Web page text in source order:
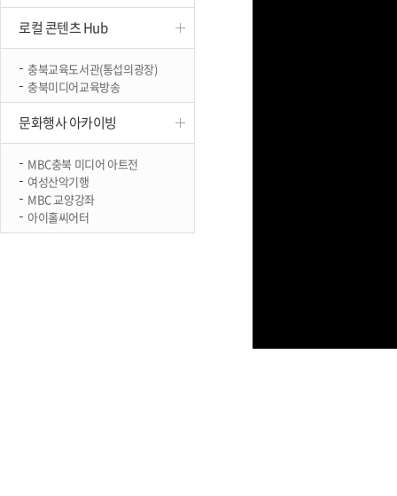
로컬 콘텐츠 Hub
충북교육도서관(통섭의광장)
충북미디어교육방송
문화행사 아카이빙
MBC충북 미디어 아트전
여성산악기행
MBC 교양강좌
아이홀씨어터